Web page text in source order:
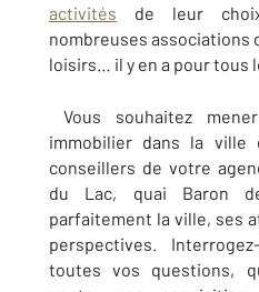
activités de leur
nombreuses associations
loisirs… il y en a pour tous
Vous souhaitez
immobilier dans la ville
conseillers de votre
du Lac, quai Baron
parfaitement la ville, ses
perspectives.
toutes vos questions,